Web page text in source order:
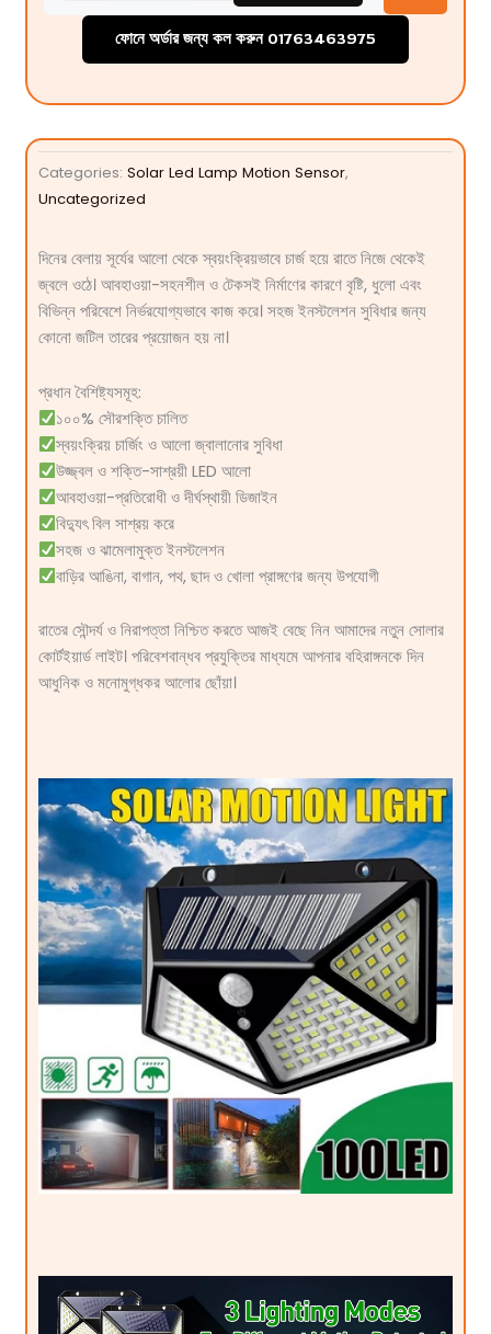
ফোনে অর্ডার জন্য কল করুন 01763463975
Categories: Solar Led Lamp Motion Sensor,
Uncategorized
দিনের বেলায় সূর্যের আলো থেকে স্বয়ংক্রিয়ভাবে চার্জ হয়ে রাতে নিজে থেকেই
জ্বলে ওঠে। আবহাওয়া-সহনশীল ও টেকসই নির্মাণের কারণে বৃষ্টি, ধুলো এবং
বিভিন্ন পরিবেশে নির্ভরযোগ্যভাবে কাজ করে। সহজ ইনস্টলেশন সুবিধার জন্য
কোনো জটিল তারের প্রয়োজন হয় না।
প্রধান বৈশিষ্ট্যসমূহ:
১০০% সৌরশক্তি চালিত
স্বয়ংক্রিয় চার্জিং ও আলো জ্বালানোর সুবিধা
উজ্জ্বল ও শক্তি-সাশ্রয়ী LED আলো
আবহাওয়া-প্রতিরোধী ও দীর্ঘস্থায়ী ডিজাইন
বিদ্যুৎ বিল সাশ্রয় করে
সহজ ও ঝামেলামুক্ত ইনস্টলেশন
বাড়ির আঙিনা, বাগান, পথ, ছাদ ও খোলা প্রাঙ্গণের জন্য উপযোগী
রাতের সৌন্দর্য ও নিরাপত্তা নিশ্চিত করতে আজই বেছে নিন আমাদের নতুন সোলার
কোর্টইয়ার্ড লাইট। পরিবেশবান্ধব প্রযুক্তির মাধ্যমে আপনার বহিরাঙ্গনকে দিন
আধুনিক ও মনোমুগ্ধকর আলোর ছোঁয়া।